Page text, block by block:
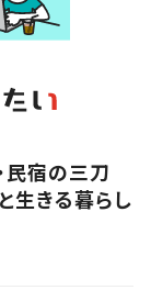
民宿の三刀
きる暮らし